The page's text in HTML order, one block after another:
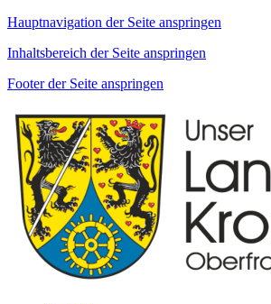
Hauptnavigation der Seite anspringen
Inhaltsbereich der Seite anspringen
Footer der Seite anspringen